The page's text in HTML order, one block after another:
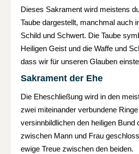
Dieses Sakrament wird meistens
Taube dargestellt, manchmal auch
Schild und Schwert. Die Taube
Heiligen Geist und die Waffe und
dass wir für unseren Glauben
Sakrament der Ehe
Die Eheschließung wird in den
zwei miteinander verbundene
versinnbildlichen den heiligen Bund
zwischen Mann und Frau
ewige Treue zwischen den beiden.